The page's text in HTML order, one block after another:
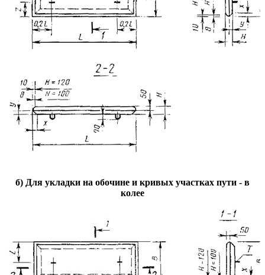
б) Для укладки на обочине и кривых участках пути - в
колее